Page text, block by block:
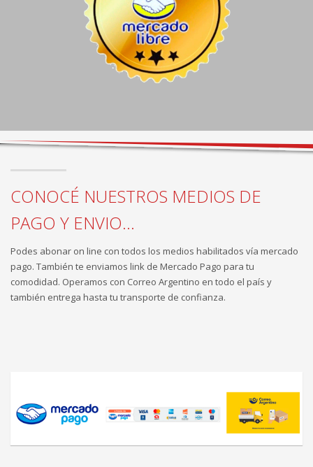
CONOCÉ NUESTROS MEDIOS DE
PAGO Y ENVIO...
Podes abonar on line con todos los medios habilitados vía mercado
pago. También te enviamos link de Mercado Pago para tu
comodidad. Operamos con Correo Argentino en todo el país y
también entrega hasta tu transporte de confianza.